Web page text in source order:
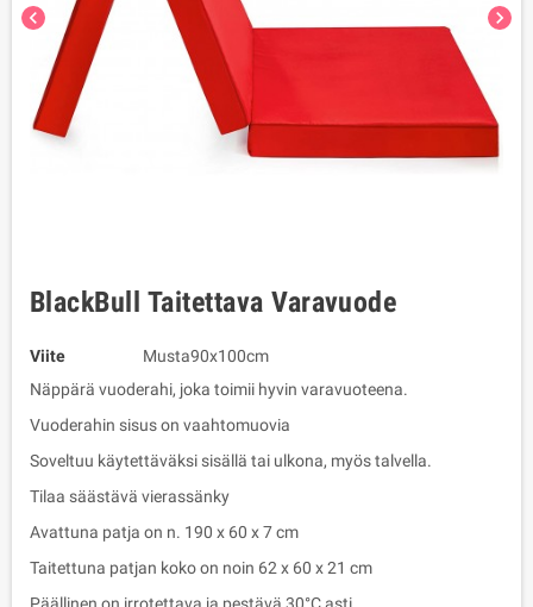
chevron_left chevron_right
BlackBull Taitettava Varavuode
Viite
Musta90x100cm
Näppärä vuoderahi, joka toimii hyvin varavuoteena.
Vuoderahin sisus on vaahtomuovia
Soveltuu käytettäväksi sisällä tai ulkona, myös talvella.
Tilaa säästävä vierassänky
Avattuna patja on n. 190 x 60 x 7 cm
Taitettuna patjan koko on noin 62 x 60 x 21 cm